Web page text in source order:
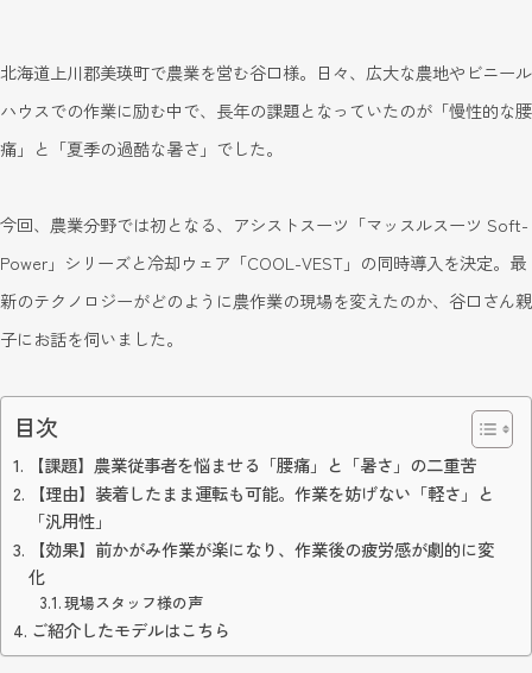
北海道上川郡美瑛町で農業を営む谷口様。日々、広大な農地やビニール
ハウスでの作業に励む中で、長年の課題となっていたのが「慢性的な腰
痛」と「夏季の過酷な暑さ」でした。
今回、農業分野では初となる、アシストスーツ「マッスルスーツ Soft-
Power」シリーズと冷却ウェア「COOL-VEST」の同時導入を決定。最
新のテクノロジーがどのように農作業の現場を変えたのか、谷口さん親
子にお話を伺いました。
目次
【課題】農業従事者を悩ませる「腰痛」と「暑さ」の二重苦
【理由】装着したまま運転も可能。作業を妨げない「軽さ」と
「汎用性」
【効果】前かがみ作業が楽になり、作業後の疲労感が劇的に変
化
現場スタッフ様の声
ご紹介したモデルはこちら